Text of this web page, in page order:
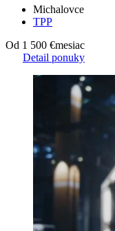
Michalovce
TPP
Od 1 500 €mesiac
Detail ponuky